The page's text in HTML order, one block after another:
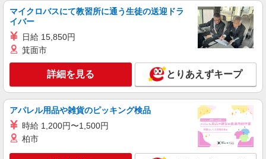
マイクロバスにて教習所に通う生徒の送迎ドラ
イバー
日給 15,850円
箕面市
詳細を見る とりあえずキープ
アパレル用品や雑貨のピッキング検品
時給 1,200円〜1,500円
柏市